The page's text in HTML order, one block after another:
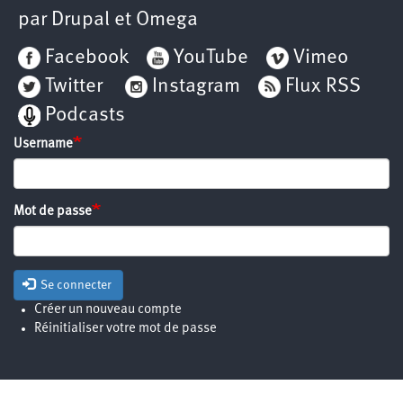
par Drupal et Omega
Facebook
YouTube
Vimeo
Twitter
Instagram
Flux RSS
Podcasts
Username
Mot de passe
Se connecter
Créer un nouveau compte
Réinitialiser votre mot de passe